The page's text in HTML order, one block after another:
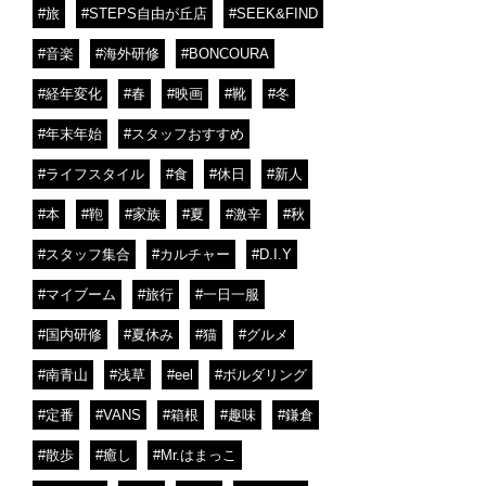
#旅 #STEPS自由が丘店 #SEEK&FIND
#音楽 #海外研修 #BONCOURA
#経年変化 #春 #映画 #靴 #冬
#年末年始 #スタッフおすすめ
#ライフスタイル #食 #休日 #新人
#本 #鞄 #家族 #夏 #激辛 #秋
#スタッフ集合 #カルチャー #D.I.Y
#マイブーム #旅行 #一日一服
#国内研修 #夏休み #猫 #グルメ
#南青山 #浅草 #eel #ボルダリング
#定番 #VANS #箱根 #趣味 #鎌倉
#散歩 #癒し #Mr.はまっこ